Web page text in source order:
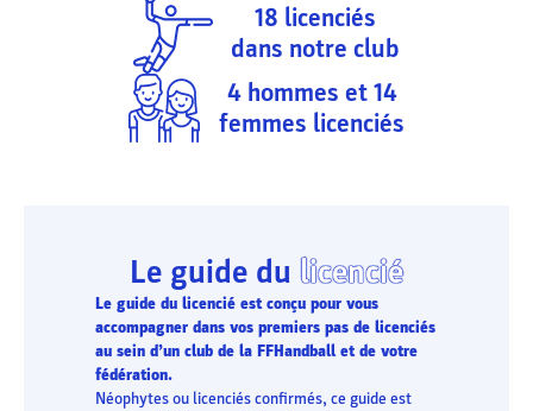
18 licenciés
dans notre club
4hommes et14
femmes licenciés
Le guide du licencié
Le guide du licencié est conçu pour vous
accompagner dans vos premiers pas de licenciés
au sein d’un club de la FFHandball et de votre
fédération.
Néophytes ou licenciés confirmés, ce guide est